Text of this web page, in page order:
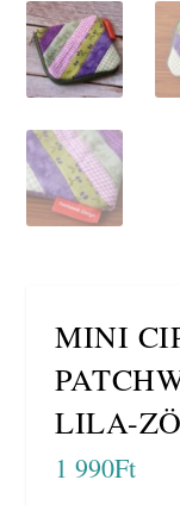
MINI
LILA-
1 990Ft